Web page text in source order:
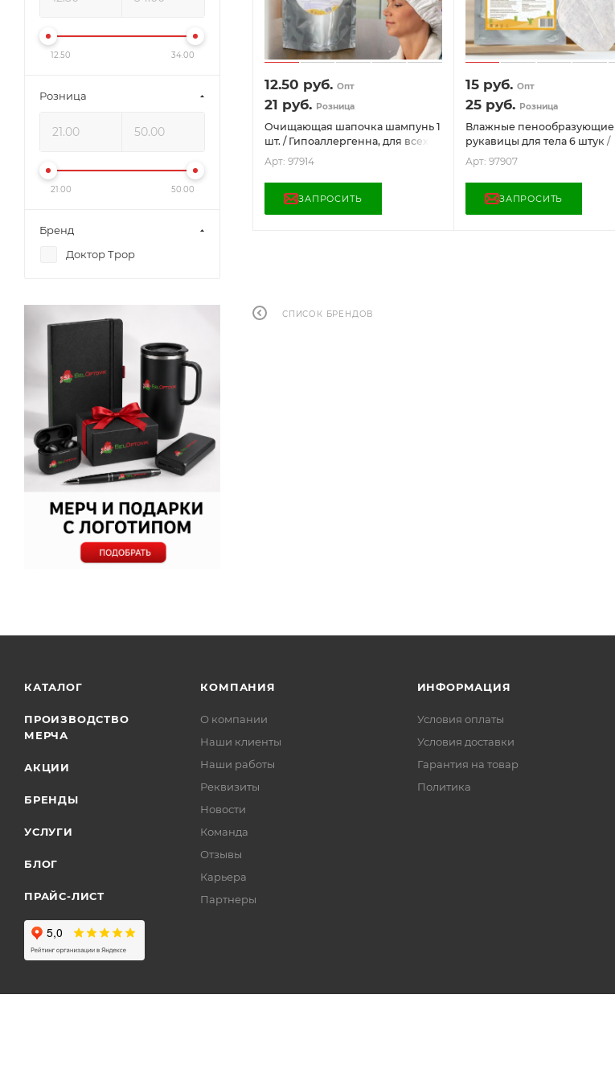
12.50 руб. Опт
21 руб. Розница
Очищающая шапочка шампунь 1
шт. / Гипоаллергенна, для всех
типов волос (туризм, забота о
близких)
Арт: 97914
ЗАПРОСИТЬ
15руб. Опт
25руб. Розница
Влажные пенообразующие
рукавицы для тела 6 штук /
Гипоаллергенные (туризм,
забота о близких)
Арт: 97907
ЗАПРОСИТЬ
СПИСОК БРЕНДОВ
12.50 34.00
Розница
21.00 50.00
Бренд
Доктор Трор
КАТАЛОГ
ПРОИЗВОДСТВО
МЕРЧА
АКЦИИ
БРЕНДЫ
УСЛУГИ
БЛОГ
ПРАЙС-ЛИСТ
КОМПАНИЯ
О компании
Наши клиенты
Наши работы
Реквизиты
Новости
Команда
Отзывы
Карьера
Партнеры
ИНФОРМАЦИЯ
Условия оплаты
Условия доставки
Гарантия на товар
Политика